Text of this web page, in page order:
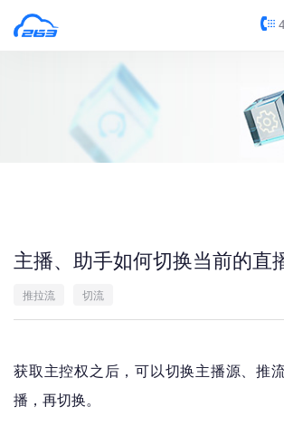
主播、助手如何切换当前的直
推拉流 切流
获取主控权之后，可以切换主播源、推
播，再切换。